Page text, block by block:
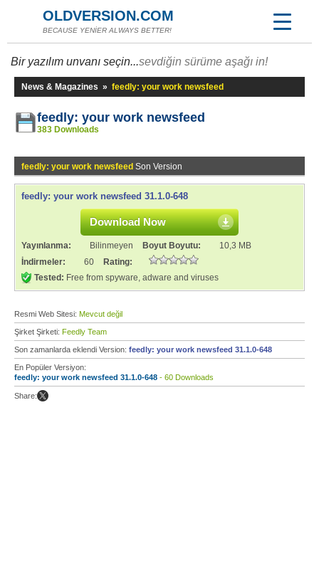
OLDVERSION.COM
BECAUSE YENİER ALWAYS BETTER!
Bir yazılım unvanı seçin...sevdiğin sürüme aşağı in!
News & Magazines » feedly: your work newsfeed
feedly: your work newsfeed
383 Downloads
feedly: your work newsfeed Son Version
feedly: your work newsfeed 31.1.0-648
Download Now
Yayınlanma: Bilinmeyen Boyut Boyutu:
10,3 MB
İndirmeler:
60
Rating:
Tested: Free from spyware, adware and viruses
Resmi Web Sitesi: Mevcut değil
Şirket Şirketi: Feedly Team
Son zamanlarda eklendi Version: feedly: your work newsfeed 31.1.0-648
En Popüler Versiyon:
feedly: your work newsfeed 31.1.0-648 - 60 Downloads
Share: